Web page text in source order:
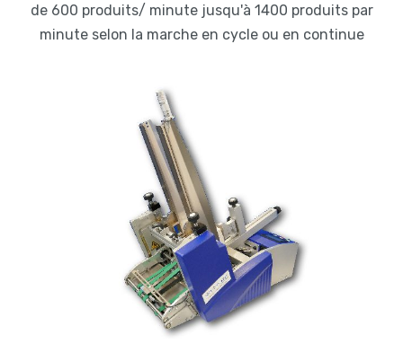
de 600 produits/ minute jusqu'à 1400 produits par
minute selon la marche en cycle ou en continue